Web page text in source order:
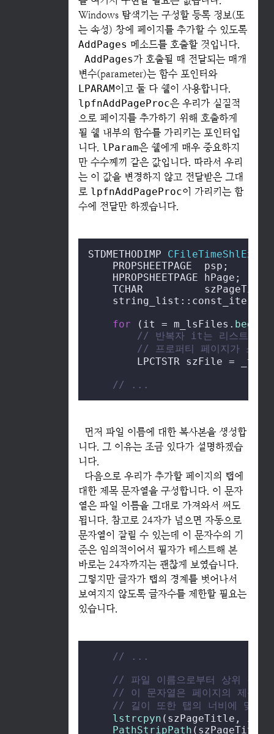
Windows 탐색기는 구성할 등록 정보(또
는 속성) 창에 페이지를 추가할 수 있도록
AddPages 메소드를 호출할 것입니다.
AddPages가 호출될 때 전달되는 매개
변수(parameter)는 함수 포인터와
LPARAM이고 둘 다 쉘이 사용합니다.
lpfnAddPageProc은 우리가 실질적
으로 페이지를 추가하기 위해 호출하게
될 쉘 내부의 함수를 가리키는 포인터입
니다. lParam은 쉘에게 매우 중요하지
만 수수께끼 같은 값입니다. 따라서 우리
는 이 값을 변경하지 않고 전달받은 그대
로 lpfnAddPageProc이 가리키는 함
수에 전달만 하겠습니다.
STDMETHODIMP
PROPSHEETPAGE  psp;
HPROPSHEETPAGE hPage;
TCHAR
for (it = m_lsFiles. begin
// 반복자 it는 리스트에서
// 프로퍼티 페이지가 소유
LPCTSTR szFile =
// ...
먼저 파일 이름에 대한 복사본을 생성합
니다. 그 이유는 조금 있다가 설명하겠습
니다.
다음으로 우리가 추가할 페이지의 탭에
대한 제목 문자열을 구성합니다. 이 문자
열은 파일 이름을 그대로 가져와서 써도
됩니다. 참고로 24자가 넘으면 자동으로
문자열이 잘릴 수 있는데 이 문자수의 기
준은 임의적이어서 필자가 테스트해 본
바로는 24자까지는 괜찮게 보였습니다.
그렇지만 글자가 탭의 경계를 벗어나서
보여지지 않도록 글자수를 제한할 필요는
있습니다.
// ...
// 파일 이름으로부터 상위 경로
// 이 문자열은 페이지의 제목
// 길이 또한 탭의 너비에 맞추
lstrcpyn (szPageTitle, it->
PathStripPath